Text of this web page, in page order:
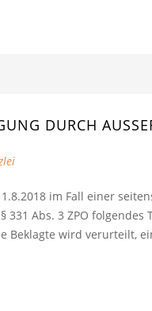
DURCH
im Fall einer
Abs. 3 ZPO folgendes
Beklagte wird verurteilt,